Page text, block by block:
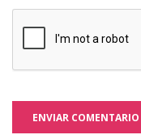
ENVIAR COMENTARIO